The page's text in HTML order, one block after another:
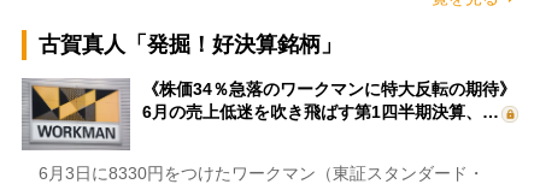
古賀真人「発掘！好決算銘柄」
《株価34％急落のワークマンに特大反転の期待》
6月の売上低迷を吹き飛ばす第1四半期決算、…
6月3日に8330円をつけたワークマン（東証スタンダード・